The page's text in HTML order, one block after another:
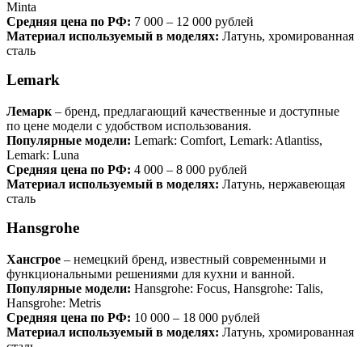
Minta
Средняя цена по РФ: 7 000 – 12 000 рублей
Материал используемый в моделях: Латунь, хромированная
сталь
Lemark
Лемарк – бренд, предлагающий качественные и доступные
по цене модели с удобством использования.
Популярные модели: Lemark: Comfort, Lemark: Atlantiss,
Lemark: Luna
Средняя цена по РФ: 4 000 – 8 000 рублей
Материал используемый в моделях: Латунь, нержавеющая
сталь
Hansgrohe
Хансгрое – немецкий бренд, известный современными и
функциональными решениями для кухни и ванной.
Популярные модели: Hansgrohe: Focus, Hansgrohe: Talis,
Hansgrohe: Metris
Средняя цена по РФ: 10 000 – 18 000 рублей
Материал используемый в моделях: Латунь, хромированная